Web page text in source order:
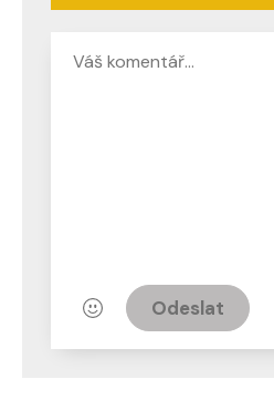
Odeslat